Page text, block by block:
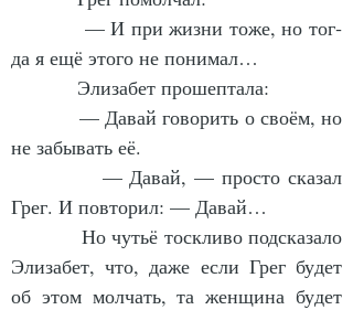
да я ещё это­го не по­ни­мал…
            Эли­за­бет про­шеп­та­ла:
            — Да­вай го­во­рить о сво­ём, но
не за­бы­вать её.
Грег. И пов­то­рил: — Да­вай…
Эли­за­бет, что, да­же если Грег бу­дет
об этом мол­чать, та жен­щи­на бу­дет